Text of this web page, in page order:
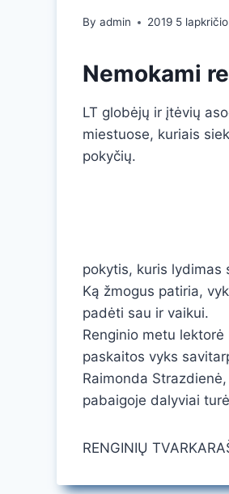
By admin 2019 5 lapkričio
Nemokami
LT globėjų ir įtėvių
miestuose, kuriais
pokyčių.
pokytis, kuris lydimas
Ką žmogus patiria,
padėti sau ir vaikui.
Renginio metu
paskaitos vyks
Raimonda
pabaigoje dalyviai
RENGINIŲ